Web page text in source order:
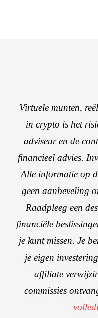
Virtuele munten,
in crypto is het
adviseur en de
financieel advies.
Alle informatie op
geen aanbeveling
Raadpleeg een
financiële
je kunt missen. Je
je eigen
affiliate
commissies